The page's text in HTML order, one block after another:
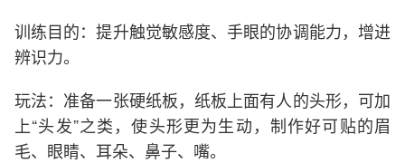
训练目的：提升触觉敏感度、手眼的协调能力，增进
辨识力。
玩法：准备一张硬纸板，纸板上面有人的头形，可加
上“头发”之类，使头形更为生动，制作好可贴的眉
毛、眼睛、耳朵、鼻子、嘴。